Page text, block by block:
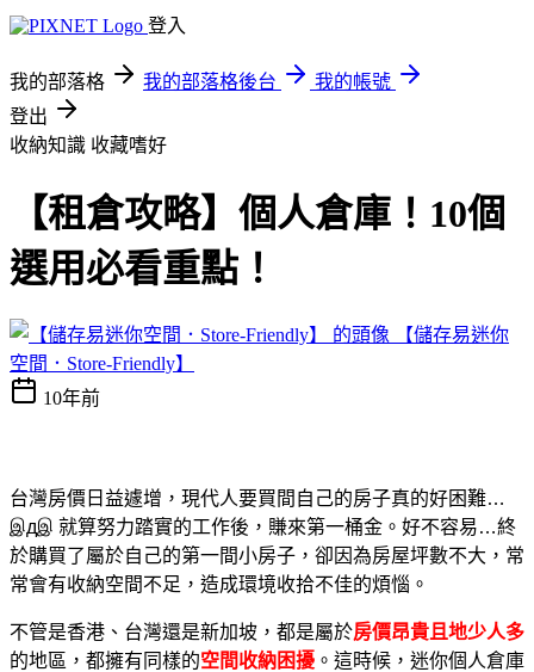
登入
我的部落格 我的部落格後台
我的帳號
登出
收納知識 收藏嗜好
【租倉攻略】個人倉庫！10個
選用必看重點！
【儲存易迷你
空間．Store-Friendly】
10年前
台灣房價日益遽增，現代人要買間自己的房子真的好困難…
இдஇ 就算努力踏實的工作後，賺來第一桶金。好不容易…終
於購買了屬於自己的第一間小房子，卻因為房屋坪數不大，常
常會有收納空間不足，造成環境收拾不佳的煩惱。
不管是香港、台灣還是新加坡，都是屬於房價昂貴且地少人多
的地區，都擁有同樣的空間收納困擾 。這時候，迷你個人倉庫